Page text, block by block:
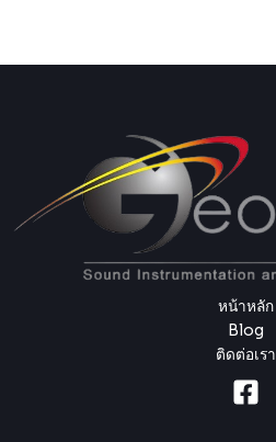
หน้าหลัก
Blog
ติดต่อเรา